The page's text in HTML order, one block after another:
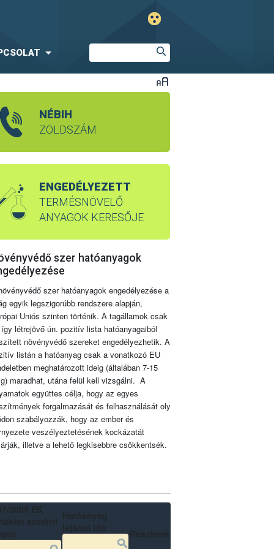
NÉBIH
ZÖLDSZÁM
ENGEDÉLYEZETT
TERMÉSNÖVELŐ
ANYAGOK KERESŐJE
szer hatóanyagok
szer hatóanyagok engedélyezése a
egyik legszigorúbb rendszere alapján,
Uniós szinten történik. A tagállamok csak
létrejövő ún. pozitív lista hatóanyagaiból
növényvédő szereket engedélyezhetik. A
listán a hatóanyag csak a vonatkozó EU
meghatározott ideig (általában 7-15
maradhat, utána felül kell vizsgálni. A
együttes célja, hogy az egyes
forgalmazását és felhasználását oly
szabályozzák, hogy az ember és
veszélyeztetésének kockázatát
illetve a lehető legkisebbre csökkentsék.